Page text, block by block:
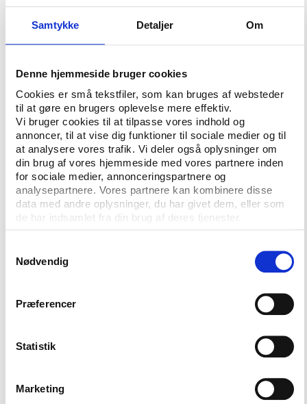
Samtykke Detaljer Om
Denne hjemmeside bruger cookies
Cookies er små tekstfiler, som kan bruges af websteder
til at gøre en brugers oplevelse mere effektiv.
Vi bruger cookies til at tilpasse vores indhold og
annoncer, til at vise dig funktioner til sociale medier og til
at analysere vores trafik. Vi deler også oplysninger om
din brug af vores hjemmeside med vores partnere inden
for sociale medier, annonceringspartnere og
analysepartnere. Vores partnere kan kombinere disse
data med andre oplysninger, du har givet dem, eller som
de har indsamlet fra din brug af deres tjenester.
Nødvendig
Præferencer
Statistik
Marketing
Udviklingen er ifølge rapporten så dramatisk, at det
udfordrer folkesundheden og skaber risiko for flere
sociale problemer og en række velkendte
sammen med store menneskelige og økonomiske
omkostninger til følge.
Rapporten anbefaler på den baggrund to
indsatsområder for at fremme fysisk aktivitet
globalt:
Der skal skabes flere positive oplevelser for
børn gennem bl.a. skoleidrætten og tilbud
tilpasset de yngste inden for idræt og fysisk
De fysiske omgivelser skal opmuntre til fysisk
aktivitet i hverdagen – bl.a. gennem målrettet
virksomheders indretning af arbejdspladsen og
Foreningslivets rolle i udbredelsen af fysisk aktivitet
kun nævnes perifært i rapporten, der er skrevet af
Nike, The International Council of Sport Science and